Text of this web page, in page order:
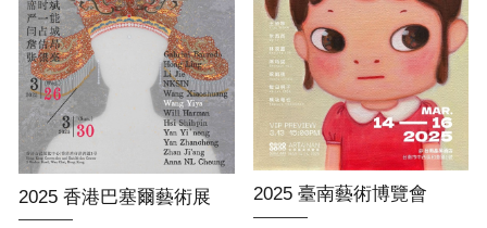
雅、吳若昕、李西西、李捷、
林葆靈、威廉·赫曼、席時
斌、閻占城、詹佶昂、嚴一能
與 Kim Sunwoo（依姓氏筆畫
排列）。他們透過人物、動
物、自然景觀與文化符號，描
繪個體與外部世界交織的存在
狀態，折射出記憶、情感、社
會與精神層面的多重面貌。
2025 香港巴塞爾藝術展 2025 臺南藝術博覽會